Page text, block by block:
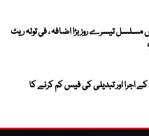
تیسرے روز بڑا اضافہ ، فی تولہ ریٹ
اجرا اور تبدیلی کی فیس کم کرنے کا